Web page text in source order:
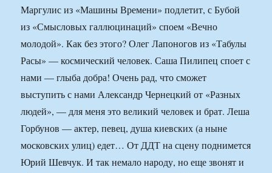
Маргулис из «Машины Времени» подлетит, с Бубой
из «Смысловых галлюцинаций» споем «Вечно
молодой». Как без этого? Олег Лапоногов из «Табулы
Расы» — космический человек. Саша Пилипец споет с
нами — глыба добра! Очень рад, что сможет
выступить с нами Александр Чернецкий от «Разных
людей», — для меня это великий человек и брат. Леша
Горбунов — актер, певец, душа киевских (а ныне
московских улиц) едет… От ДДТ на сцену поднимется
Юрий Шевчук. И так немало народу, но еще звонят и